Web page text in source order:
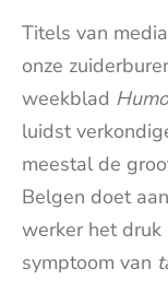
Titels van
onze
weekblad Humo
luidst
meestal de
Belgen doet
werker het
symptoom van